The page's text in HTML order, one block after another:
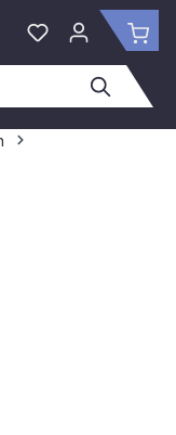
Je hebt 0 items